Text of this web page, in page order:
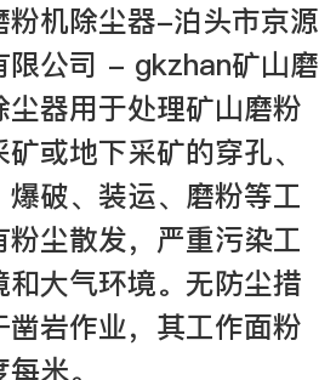
粉机除尘器-泊头市京源
限公司 - gkzhan矿山磨
尘器用于处理矿山磨粉
或地下采矿的穿孔、
爆破、装运、磨粉等工
粉尘散发，严重污染工
和大气环境。无防尘措
凿岩作业，其工作面粉
米。